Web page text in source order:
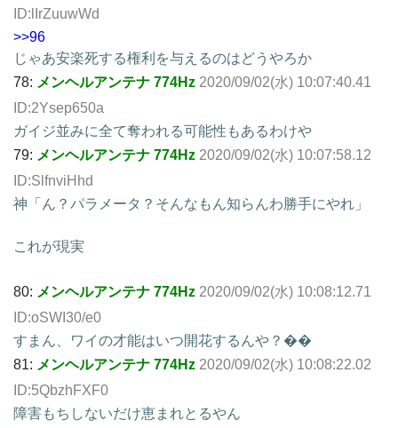
ID:lIrZuuwWd
>>96
じゃあ安楽死する権利を与えるのはどうやろか
78: メンヘルアンテナ 774Hz 2020/09/02(水) 10:07:40.41
ID:2Ysep650a
ガイジ並みに全て奪われる可能性もあるわけや
79: メンヘルアンテナ 774Hz 2020/09/02(水) 10:07:58.12
ID:SlfnviHhd
神「ん？パラメータ？そんなもん知らんわ勝手にやれ」
これが現実
80: メンヘルアンテナ 774Hz 2020/09/02(水) 10:08:12.71
ID:oSWI30/e0
すまん、ワイの才能はいつ開花するんや？��
81: メンヘルアンテナ 774Hz 2020/09/02(水) 10:08:22.02
ID:5QbzhFXF0
障害もちしないだけ恵まれとるやん